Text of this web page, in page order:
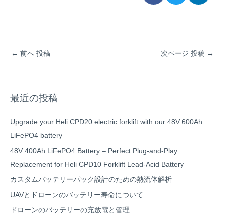
← 前へ 投稿 次ページ 投稿 →
最近の投稿
Upgrade your Heli CPD20 electric forklift with our 48V 600Ah
LiFePO4 battery
48V 400Ah LiFePO4 Battery – Perfect Plug-and-Play
Replacement for Heli CPD10 Forklift Lead-Acid Battery
カスタムバッテリーパック設計のための熱流体解析
UAVとドローンのバッテリー寿命について
ドローンのバッテリーの充放電と管理